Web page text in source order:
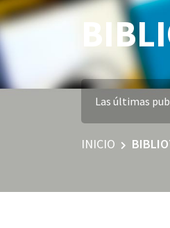
Las últimas
INICIO